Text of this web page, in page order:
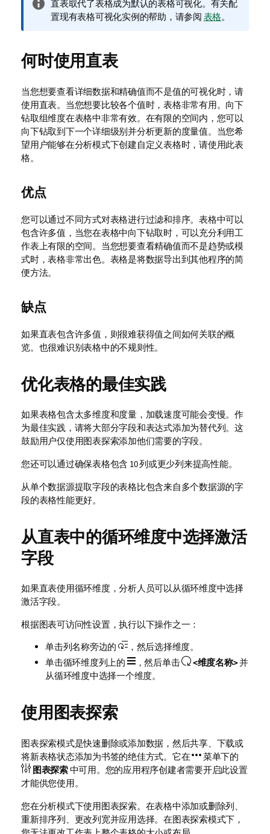
信
息
直表取代了表格成为默认的表格可视化。有关配
置现有表格可视化实例的帮助，请参阅 表格。
何时使用直表
当您想要查看详细数据和精确值而不是值的可视化时，请
使用直表。当您想要比较各个值时，表格非常有用。向下
钻取组维度在表格中非常有效。在有限的空间内，您可以
向下钻取到下一个详细级别并分析更新的度量值。当您希
望用户能够在分析模式下创建自定义表格时，请使用此表
格。
优点
您可以通过不同方式对表格进行过滤和排序。表格中可以
包含许多值，当您在表格中向下钻取时，可以充分利用工
作表上有限的空间。当您想要查看精确值而不是趋势或模
式时，表格非常出色。表格是将数据导出到其他程序的简
便方法。
缺点
如果直表包含许多值，则很难获得值之间如何关联的概
览。也很难识别表格中的不规则性。
优化表格的最佳实践
如果表格包含太多维度和度量，加载速度可能会变慢。作
为最佳实践，请将大部分字段和表达式添加为替代列。这
鼓励用户仅使用图表探索添加他们需要的字段。
您还可以通过确保表格包含 10 列或更少列来提高性能。
从单个数据源提取字段的表格比包含来自多个数据源的字
段的表格性能更好。
从直表中的循环维度中选择激活
字段
如果直表使用循环维度，分析人员可以从循环维度中选择
激活字段。
根据图表可访问性设置，执行以下操作之一：
单击列名称旁边的
，然后选择维度。
单击循环维度列上的
，然后单击 <维度名称>并
从循环维度中选择一个维度。
使用图表探索
图表探索模式是快速删除或添加数据，然后共享、下载或
将新表格状态添加为书签的绝佳方式。它在
菜单下的
图表探索中可用。您的应用程序创建者需要开启此设置
才能供您使用。
您在分析模式下使用图表探索。在表格中添加或删除列、
重新排序列、更改列宽并应用选择。在图表探索模式下，